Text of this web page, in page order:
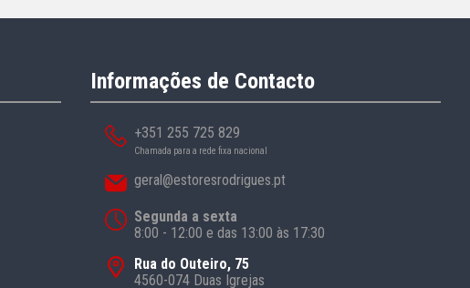
Informações de Contacto
+351 255 725 829
Chamada para a rede fixa nacional
geral@estoresrodrigues.pt
Segunda a sexta
8:00 - 12:00 e das 13:00 às 17:30
Rua do Outeiro, 75
4560-074 Duas Igrejas